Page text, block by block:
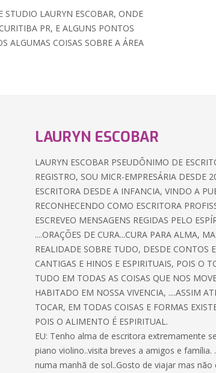
LAURYN ESCOBAR, ONDE
PR, E ALGUNS PONTOS
ALGUMAS COISAS SOBRE A ÁREA
LAURYN ESCOBAR
LAURYN ESCOBAR PSEUDÔNIMO DE
REGISTRO, SOU MICR-EMPRESÁRIA DESDE
ESCRITORA DESDE A INFANCIA, VINDO A
RECONHECENDO COMO ESCRITORA
ESCREVEO MENSAGENS REGIDAS PELO
....ORAÇÕES DE CURA...CURA PARA ALMA,
REALIDADE SOBRE TUDO, DESDE CONTOS
CANTIGAS E HINOS E ESPIRITUAIS, POIS O
TUDO EM TODAS AS COISAS QUE NOS
HABITADO EM NOSSA VIVENCIA, ....ASSIM
TOCAR, EM TODAS COISAS E FORMAS
POIS O ALIMENTO É ESPIRITUAL.
EU: Tenho alma de escritora extremamente
piano violino..visita breves a amigos e
numa manhã de sol..Gosto de viajar mas